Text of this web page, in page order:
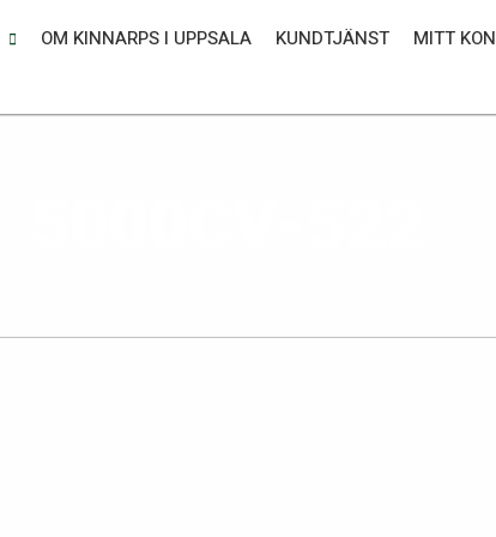
OM KINNARPS I UPPSALA KUNDTJÄNST MITT